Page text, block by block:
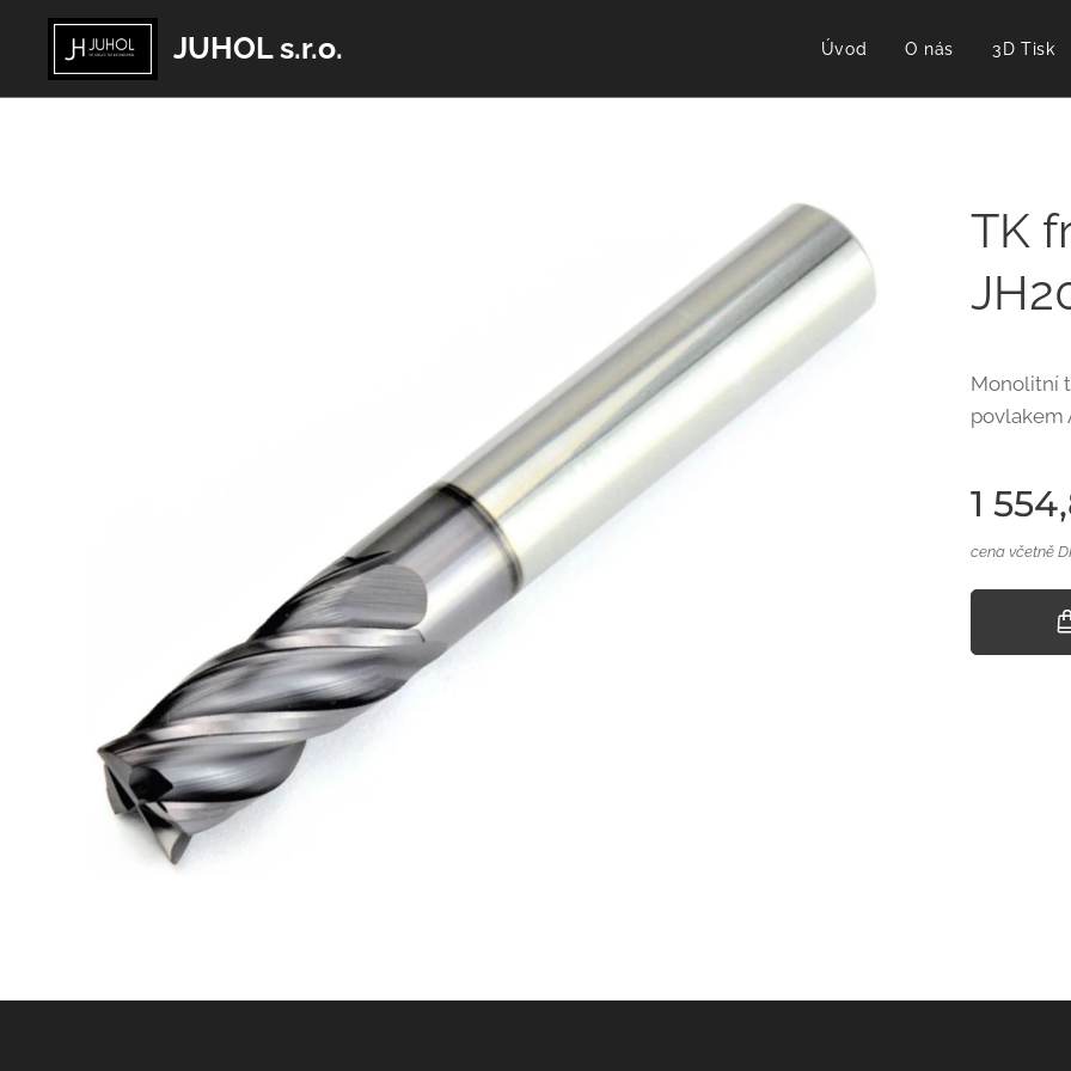
JUHOL s.r.o. Úvod O nás 3D Tisk
TK
Monolitní
povlakem
1
cena včetně